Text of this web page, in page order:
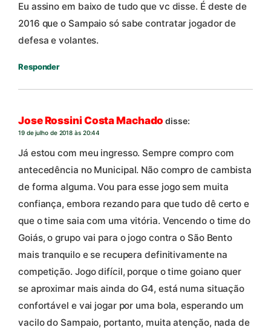
Eu assino em baixo de tudo que vc disse. É deste de
2016 que o Sampaio só sabe contratar jogador de
defesa e volantes.
Responder
Jose Rossini Costa Machado disse:
19 de julho de 2018 às 20:44
Já estou com meu ingresso. Sempre compro com
antecedência no Municipal. Não compro de cambista
de forma alguma. Vou para esse jogo sem muita
confiança, embora rezando para que tudo dê certo e
que o time saia com uma vitória. Vencendo o time do
Goiás, o grupo vai para o jogo contra o São Bento
mais tranquilo e se recupera definitivamente na
competição. Jogo difícil, porque o time goiano quer
se aproximar mais ainda do G4, está numa situação
confortável e vai jogar por uma bola, esperando um
vacilo do Sampaio, portanto, muita atenção, nada de